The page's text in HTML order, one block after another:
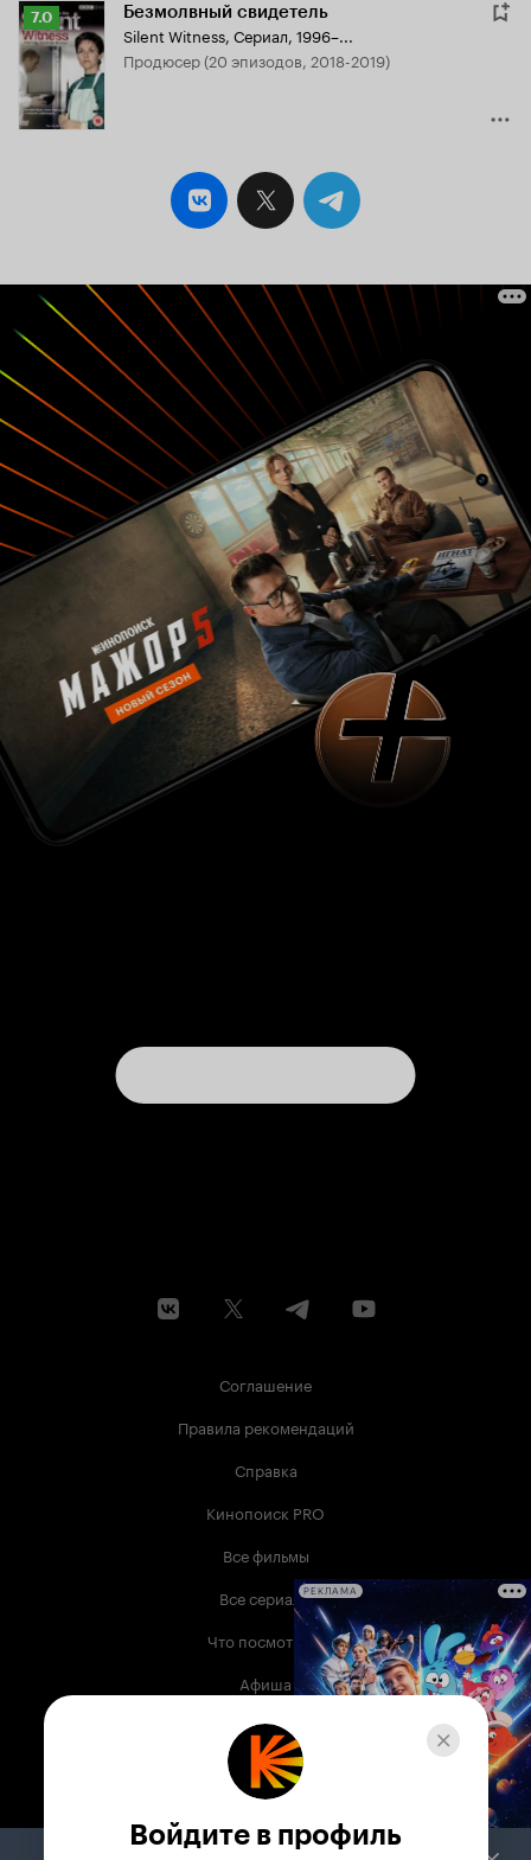
Рейтинг
Кинопоиска
7.0
7.0 Безмолвный свидетель
Silent Witness, Сериал, 1996–...
продюсер (20 эпизодов, 2018-2019)
Соглашение
Правила рекомендаций
Справка
Кинопоиск PRO
Все фильмы
Все сериалы
Что посмотреть
Афиша
Музыка
Телепрограмма
Служба поддержки
РЕКЛАМА
Войдите в профиль